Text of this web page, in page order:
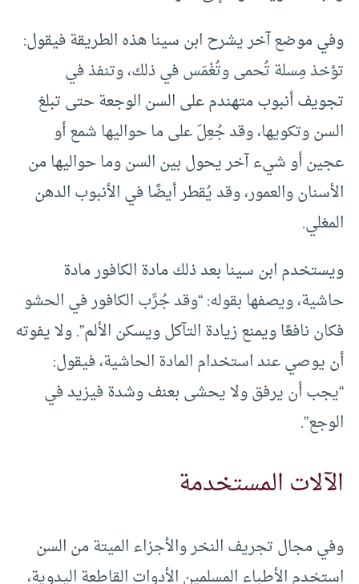
وفي موضع آخر يشرح ابن سينا هذه الطريقة فيقول:
تؤخذ مِسلة تُحمى وتُغْمَس في ذلك، وتنفذ في
تجويف أنبوب متهندم على السن الوجعة حتى تبلغ
السن وتكويها، وقد جُعِلَ على ما حواليها شمع أو
عجين أو شيء آخر يحول بين السن وما حواليها من
الأسنان والعمور، وقد يُقطر أيضًا في الأنبوب الدهن
المغلي.
ويستخدم ابن سينا بعد ذلك مادة الكافور مادة
حاشية، ويصفها بقوله: “وقد جُرِّب الكافور في الحشو
فكان نافعًا ويمنع زيادة التآكل ويسكن الألم”. ولا يفوته
أن يوصي عند استخدام المادة الحاشية، فيقول:
“يجب أن يرفق ولا يحشى بعنف وشدة فيزيد في
الوجع”.
الآلات المستخدمة
وفي مجال تجريف النخر والأجزاء الميتة من السن
استخدم الأطباء المسلمين الأدوات القاطعة اليدوية،